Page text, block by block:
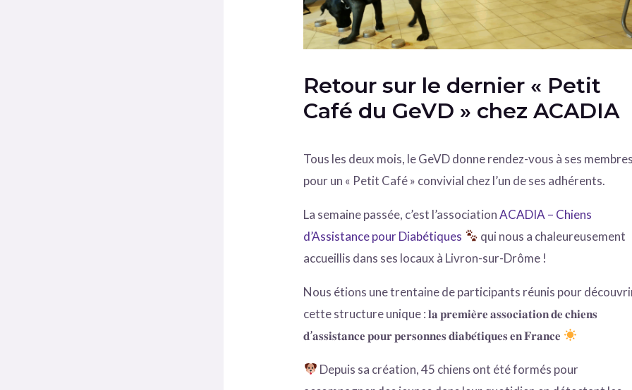
Retour sur le dernier « Petit
Café du GeVD » chez ACADIA
Tous les deux mois, le GeVD donne rendez-vous à ses
pour un « Petit Café » convivial chez l’un de ses adhérents.
La semaine passée, c’est l’associationACADIA – Chiens
d’Assistance pour Diabétiques
qui nous a chaleureusement
accueillis dans ses locaux à Livron-sur-Drôme !
Nous étions une trentaine de participants réunis pour
cette structure unique : 𝐥𝐚 𝐩𝐫𝐞𝐦𝐢𝐞̀𝐫𝐞 𝐚𝐬𝐬𝐨𝐜𝐢𝐚𝐭𝐢𝐨𝐧 𝐝𝐞 𝐜𝐡𝐢𝐞𝐧𝐬
𝐝’𝐚𝐬𝐬𝐢𝐬𝐭𝐚𝐧𝐜𝐞 𝐩𝐨𝐮𝐫 𝐩𝐞𝐫𝐬𝐨𝐧𝐧𝐞𝐬 𝐝𝐢𝐚𝐛𝐞́𝐭𝐢𝐪𝐮𝐞𝐬 𝐞𝐧 𝐅𝐫𝐚𝐧𝐜𝐞
Depuis sa création, 45 chiens ont été formés pour